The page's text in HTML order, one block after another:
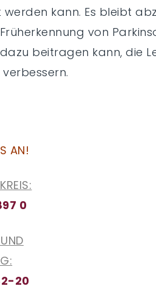
kann. Es bleibt
von
beitragen kann, die
AN!
0
20